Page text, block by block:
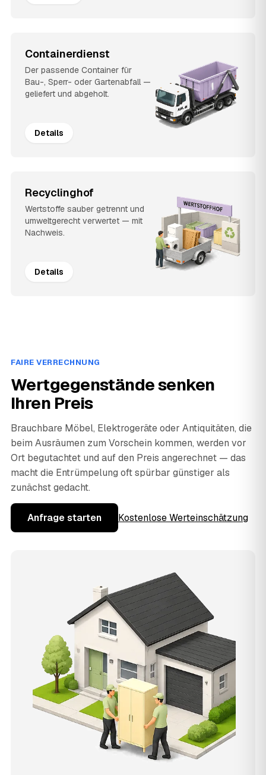
Containerdienst
Der passende Container für
Bau-, Sperr- oder Gartenabfall —
geliefert und abgeholt.
Details
Recyclinghof
Wertstoffe sauber getrennt und
umweltgerecht verwertet — mit
Nachweis.
Details
FAIRE VERRECHNUNG
Wertgegenstände senken
Ihren Preis
Brauchbare Möbel, Elektrogeräte oder Antiquitäten, die
beim Ausräumen zum Vorschein kommen, werden vor
Ort begutachtet und auf den Preis angerechnet — das
macht die Entrümpelung oft spürbar günstiger als
zunächst gedacht.
Anfrage starten Kostenlose Werteinschätzung